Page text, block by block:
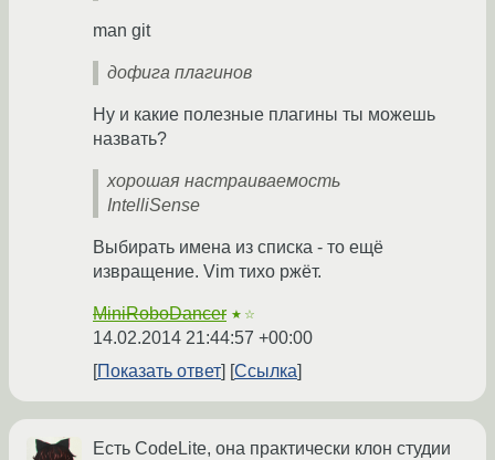
man git
дофига плагинов
Ну и какие полезные плагины ты можешь
назвать?
хорошая настраиваемость
IntelliSense
Выбирать имена из списка - то ещё
извращение. Vim тихо ржёт.
MiniRoboDancer ★☆
14.02.2014 21:44:57 +00:00
Показать ответ
Ссылка
Есть CodeLite, она практически клон студии